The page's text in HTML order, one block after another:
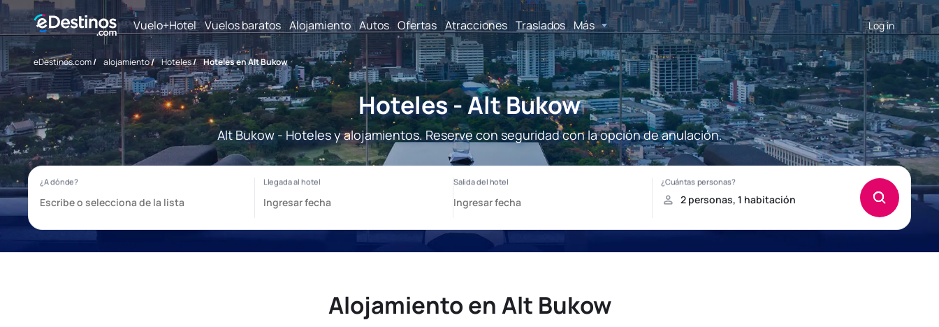
Vuelo+Hotel Vuelos baratos Alojamiento Autos Ofertas Atracciones Traslados Más Log in
eDestinos.com/ alojamiento/ Hoteles/ Hoteles en Alt Bukow
Hoteles - Alt Bukow
Alt Bukow - Hoteles y alojamientos. Reserve con seguridad con la opción de anulación.
Alojamiento en Alt Bukow